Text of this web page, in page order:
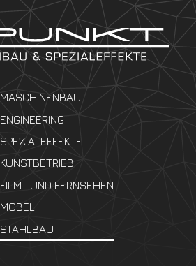
MASCHINENBAU
ENGINEERING
SPEZIALEFFEKTE
KUNSTBETRIEB
FILM- UND FERNSEHEN
MÖBEL
STAHLBAU